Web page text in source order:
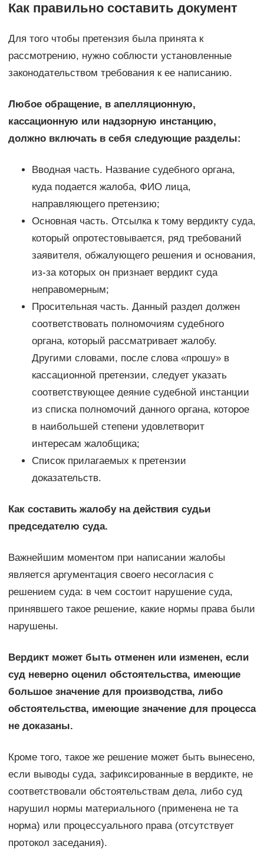
Как правильно составить документ
Для того чтобы претензия была принята к
рассмотрению, нужно соблюсти установленные
законодательством требования к ее написанию.
Любое обращение, в апелляционную,
кассационную или надзорную инстанцию,
должно включать в себя следующие разделы:
Вводная часть. Название судебного органа,
куда подается жалоба, ФИО лица,
направляющего претензию;
Основная часть. Отсылка к тому вердикту суда,
который опротестовывается, ряд требований
заявителя, обжалующего решения и основания,
из-за которых он признает вердикт суда
неправомерным;
Просительная часть. Данный раздел должен
соответствовать полномочиям судебного
органа, который рассматривает жалобу.
Другими словами, после слова «прошу» в
кассационной претензии, следует указать
соответствующее деяние судебной инстанции
из списка полномочий данного органа, которое
в наибольшей степени удовлетворит
интересам жалобщика;
Список прилагаемых к претензии
доказательств.
Как составить жалобу на действия судьи
председателю суда.
Важнейшим моментом при написании жалобы
является аргументация своего несогласия с
решением суда: в чем состоит нарушение суда,
принявшего такое решение, какие нормы права были
нарушены.
Вердикт может быть отменен или изменен, если
суд неверно оценил обстоятельства, имеющие
большое значение для производства, либо
обстоятельства, имеющие значение для процесса
не доказаны.
Кроме того, такое же решение может быть вынесено,
если выводы суда, зафиксированные в вердикте, не
соответствовали обстоятельствам дела, либо суд
нарушил нормы материального (применена не та
норма) или процессуального права (отсутствует
протокол заседания).